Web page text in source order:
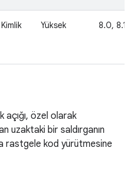
Kimlik Yüksek 8.0, 8.1
açığı, özel olarak
uzaktaki bir saldırganın
rastgele kod yürütmesine